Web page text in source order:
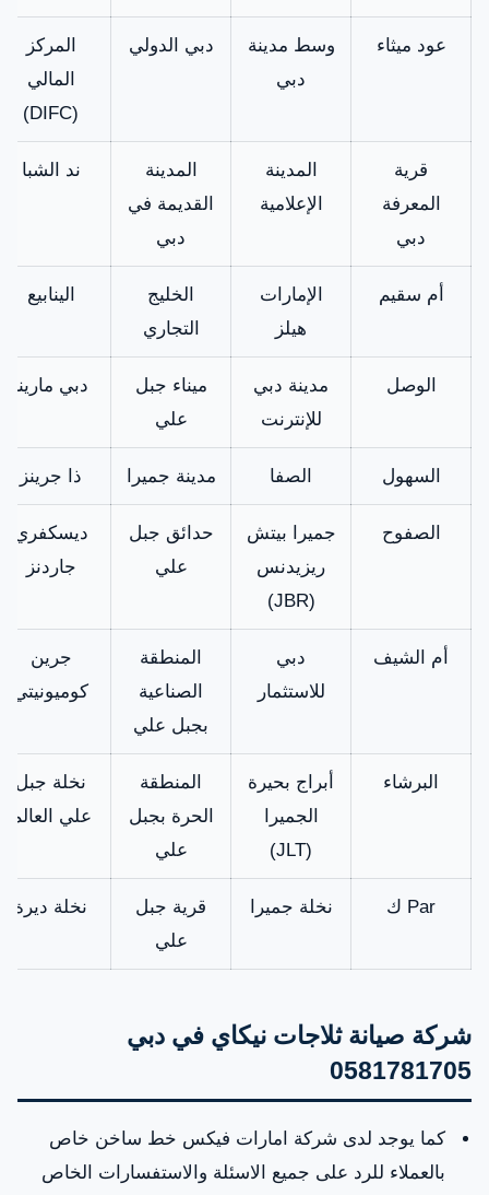
عود ميثاء
وسط مدينة
دبي
دبي الدولي
المركز
المالي
(DIFC)
قرية
المعرفة
دبي
المدينة
الإعلامية
المدينة
القديمة في
دبي
ند الشبا
أم سقيم
الإمارات
هيلز
الخليج
التجاري
الينابيع
الوصل
مدينة دبي
للإنترنت
ميناء جبل
علي
دبي مارينا
السهول الصفا مدينة جميرا ذا جرينز
الصفوح
جميرا بيتش
ريزيدنس
(JBR)
حدائق جبل
علي
ديسكفري
جاردنز
أم الشيف
دبي
للاستثمار
المنطقة
الصناعية
بجبل علي
جرين
كوميونيتي
البرشاء
أبراج بحيرة
الجميرا
(JLT)
المنطقة
الحرة بجبل
علي
نخلة جبل
علي العالم
Par ك نخلة جميرا
قرية جبل
علي
نخلة ديرة
شركة صيانة ثلاجات نيكاي في دبي
0581781705
كما يوجد لدى شركة امارات فيكس خط ساخن خاص
بالعملاء للرد على جميع الاسئلة والاستفسارات الخاص